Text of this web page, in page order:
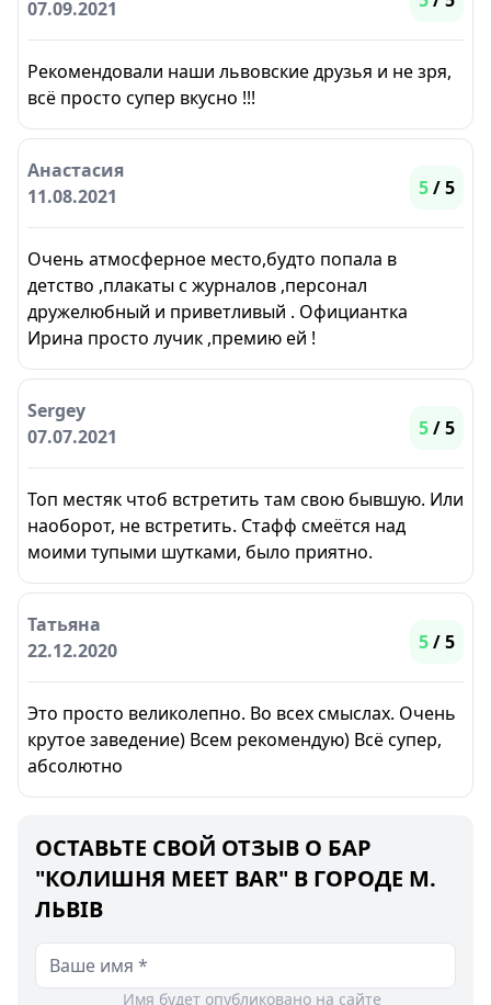
07.09.2021
Рекомендовали наши львовские друзья и не зря,
всё просто супер вкусно !!!
Анастасия
11.08.2021
5/ 5
Очень атмосферное место,будто попала в
детство ,плакаты с журналов ,персонал
дружелюбный и приветливый . Официантка
Ирина просто лучик ,премию ей !
Sergey
07.07.2021
5/ 5
Топ местяк чтоб встретить там свою бывшую. Или
наоборот, не встретить. Стафф смеётся над
моими тупыми шутками, было приятно.
Татьяна
22.12.2020
5/ 5
Это просто великолепно. Во всех смыслах. Очень
крутое заведение) Всем рекомендую) Всё супер,
абсолютно
ОСТАВЬТЕ СВОЙ ОТЗЫВ О БАР
"КОЛИШНЯ MEET BAR" В ГОРОДЕ М.
ЛЬВІВ
Имя будет опубликовано на сайте